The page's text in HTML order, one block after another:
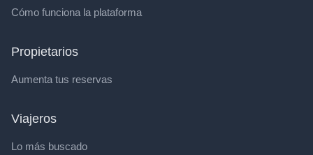
Cómo funciona la plataforma
Propietarios
Aumenta tus reservas
Viajeros
Lo más buscado